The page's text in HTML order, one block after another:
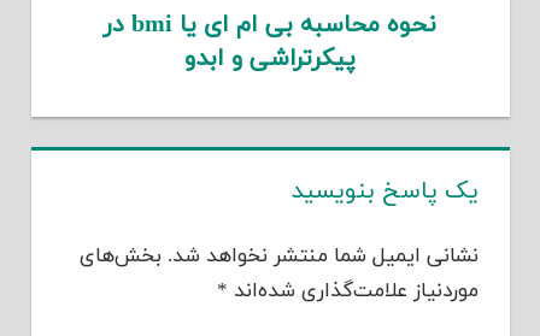
نحوه محاسبه بی ام ای یا bmi در
پیکرتراشی و ابدو
یک پاسخ بنویسید
نشانی ایمیل شما منتشر نخواهد شد. بخش‌های
موردنیاز علامت‌گذاری شده‌اند *